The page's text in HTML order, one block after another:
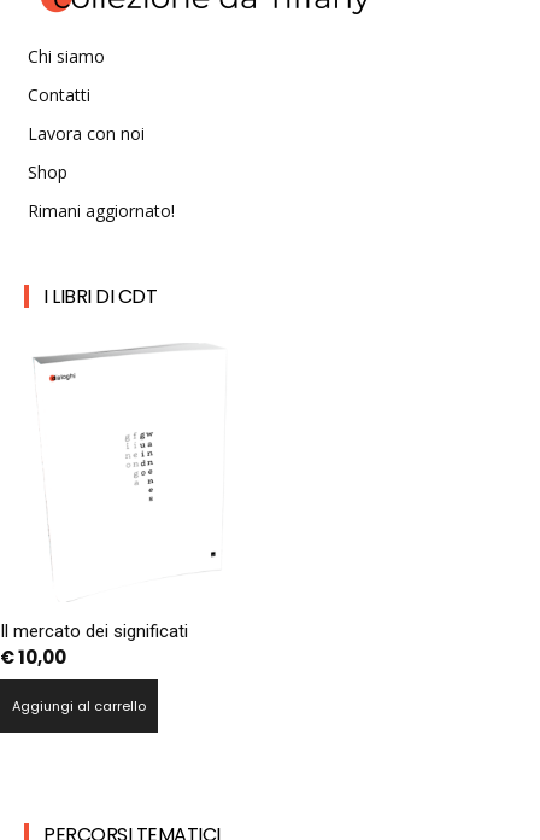
Chi siamo
Contatti
Lavora con noi
Shop
Rimani aggiornato!
I LIBRI DI CDT
Il mercato dei significati
€10,00
Aggiungi al carrello